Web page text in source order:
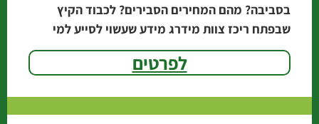
בסביבה? מהם המחירים הסבירים? לכבוד הקיץ
שבפתח ריכז צוות מידרג מידע שעשוי לסייע למי
שמבקש להיפטר
לפרטים